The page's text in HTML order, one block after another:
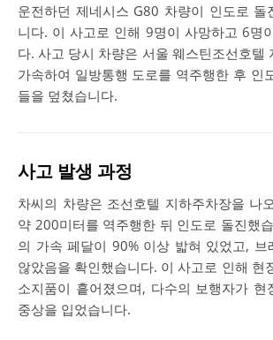
운전하던 제네시스 G80 차량이 인도로 돌
니다. 이 사고로 인해 9명이 사망하고 6명
다. 사고 당시 차량은 서울 웨스틴조선호텔
가속하여 일방통행 도로를 역주행한 후 인
들을 덮쳤습니다.
사고 발생 과정
차씨의 차량은 조선호텔 지하주차장을 나
약 200미터를 역주행한 뒤 인도로 돌진했
의 가속 페달이 90% 이상 밟혀 있었고, 브
않았음을 확인했습니다. 이 사고로 인해 현
소지품이 흩어졌으며, 다수의 보행자가 현
중상을 입었습니다.